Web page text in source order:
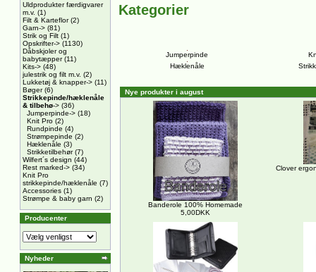
Uldprodukter færdigvarer
m.v. (1)
Filt & Karteflor(2)
Garn-> (81)
Strik og Filt (1)
Opskrifter-> (1130)
Dåbskjoler og
babytæpper(11)
Kits-> (48)
julestrik og filt m.v. (2)
Lukketøj & knapper-> (11)
Bøger(6)
Strikkepinde/hæklenåle
& tilbehø-> (36)
Jumperpinde-> (18)
Knit Pro (2)
Rundpinde (4)
Strømpepinde (2)
Hæklenåle (3)
Strikketilbehør(7)
Wilfert´s design (44)
Rest marked-> (34)
Knit Pro
strikkepinde/hæklenåle (7)
Accessories (1)
Strømpe & baby garn (2)
Producenter
Nyheder
Kategorier
Jumperpinde
Hæklenåle
Nye produkter i august
Banderole 100% Homemade
5,00DKK
Clover